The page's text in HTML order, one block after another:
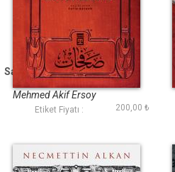
Safahat (Sebilürreşad
& Timaş)
Mehmed Akif Ersoy
Etiket Fiyatı : 200,00 ₺